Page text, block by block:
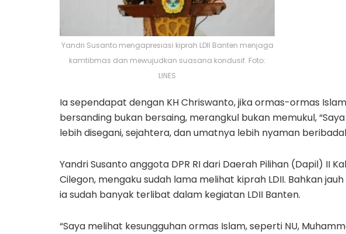
Yandri Susanto mengapresiasi kiprah LDII Banten menjaga
kamtibmas dan mewujudkan suasana kondusif. Foto:
LINES
Ia sependapat dengan KH Chriswanto, jika ormas-ormas
bersanding bukan bersaing, merangkul bukan memukul,
lebih disegani, sejahtera, dan umatnya lebih nyaman
Yandri Susanto anggota DPR RI dari Daerah Pilihan (Dapil) II
Cilegon, mengaku sudah lama melihat kiprah LDII. Bahkan
ia sudah banyak terlibat dalam kegiatan LDII Banten.
“Saya melihat kesungguhan ormas Islam, seperti NU,